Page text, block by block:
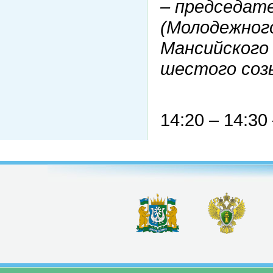
–
шестого
14:20 –